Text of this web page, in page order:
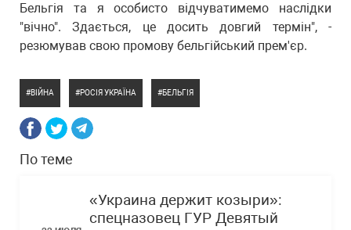
Бельгія та я особисто відчуватимемо наслідки
"вічно". Здається, це досить довгий термін", -
резюмував свою промову бельгійський прем'єр.
ВІЙНА РОСІЯ УКРАЇНА БЕЛЬГІЯ
По теме
«Украина держит козыри»:
спецназовец ГУР Девятый